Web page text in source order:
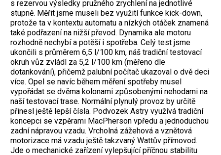
s rezervou výsledky pružného zrychlení na jednotlivé
stupně. Měřit jsme museli bez využití funkce kick-down,
protože ta v kontextu automatu a nízkých otáček znamená
také podřazení na nižší převod. Dynamika ale motoru
rozhodně nechybí a potěší i spotřeba. Celý test jsme
ukončili s průměrem 6,5 l/100 km, náš tradiční testovací
okruh vůz zvládl za 5,2 l/100 km (měřeno dle
dotankování), přičemž palubní počítač ukazoval o dvě deci
více. Opel se navíc během měření spotřeby musel
vypořádat se dvěma kolonami způsobenými nehodami na
naší testovací trase. Normální plynulý provoz by určitě
přinesl ještě lepší čísla. Podvozek Astry využívá tradiční
koncepci se vzpěrami MacPherson vpředu a jednoduchou
zadní nápravou vzadu. Vrcholná zážehová a vznětová
motorizace má vzadu ještě takzvaný Wattův přímovod.
Jde o mechanické zařízení vylepšující příčnou stabilitu